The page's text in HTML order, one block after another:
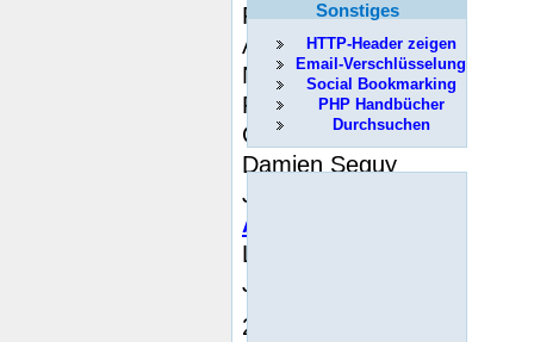
Friedhelm Betz
Antony Dovgal
Nuno Lopes
Philip Olson
Georg Richter
Damien Seguy
Jakub Vrana
A mnoho dalších
Lukáš Jelínek
Jakub Vrána
2007-03-24
Sonstiges
HTTP-Header zeigen
Email-Verschlüsselung
Social Bookmarking
PHP Handbücher
Durchsuchen